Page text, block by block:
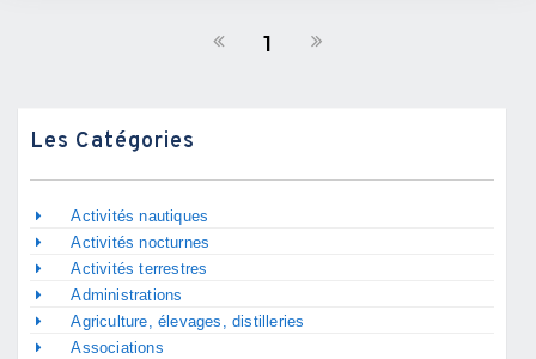
1
Les Catégories
Activités nautiques
Activités nocturnes
Activités terrestres
Administrations
Agriculture, élevages, distilleries
Associations